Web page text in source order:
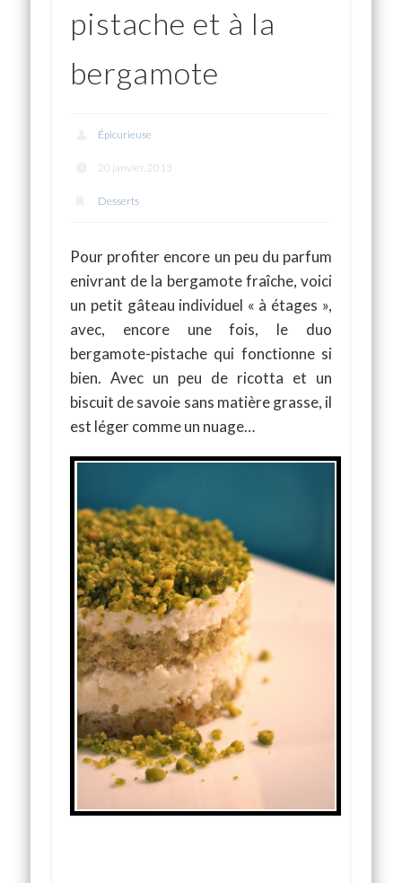
pistache et à la
bergamote
Épicurieuse
20 janvier, 2013
Desserts
Pour profiter encore un peu du parfum
enivrant de la bergamote fraîche, voici
un petit gâteau individuel « à étages »,
avec, encore une fois, le duo
bergamote-pistache qui fonctionne si
bien. Avec un peu de ricotta et un
biscuit de savoie sans matière grasse, il
est léger comme un nuage…